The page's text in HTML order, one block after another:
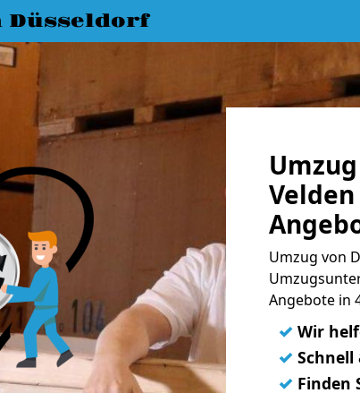
Düsseldorf
Umzug von
Angebote in
✓ Wir
✓
✓ Finden